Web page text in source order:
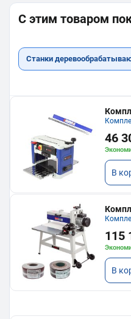
С этим товаром
Станки
46
В
115
В